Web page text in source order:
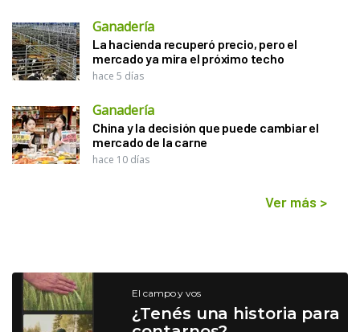
Ganadería
La hacienda recuperó precio, pero el
mercado ya mira el próximo techo
hace 5 días
Ganadería
China y la decisión que puede cambiar el
mercado de la carne
hace 10 días
Ver más >
El campo y vos
¿Tenés una historia para